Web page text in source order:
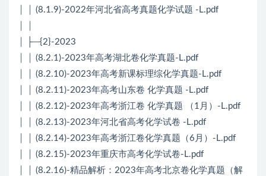
│ │ (8.1.9)-2022年河北省高考真题化学试题 -L.pdf
│ ├─{2}-2023
│ │ (8.2.1)-2023年高考湖北卷化学真题-L.pdf
│ │ (8.2.10)-2023年高考新课标理综化学真题-L.pdf
│ │ (8.2.11)-2023年高考山东卷 化学真题 -L.pdf
│ │ (8.2.12)-2023年高考浙江卷 化学真题 （1月）-L.pdf
│ │ (8.2.13)-2023年河北省高考化学试卷 -L.pdf
│ │ (8.2.14)-2023年高考浙江卷化学真题（6月）-L.pdf
│ │ (8.2.15)-2023年重庆市高考化学试卷-L.pdf
│ │ (8.2.16)-精品解析：2023年高考北京卷化学真题（解